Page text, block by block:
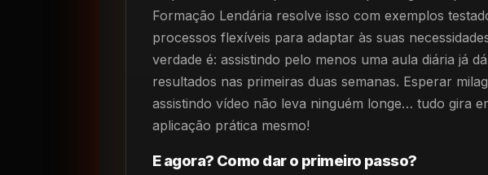
Formação Lendária resolve isso com exemplos
processos flexíveis para adaptar às suas
verdade é: assistindo pelo menos uma aula diária já
resultados nas primeiras duas semanas. Esperar
assistindo vídeo não leva ninguém longe… tudo gira
aplicação prática mesmo!
E agora? Como dar o primeiro passo?